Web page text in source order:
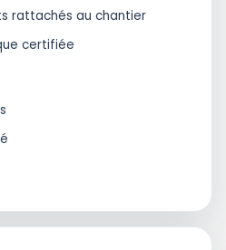
rattachés au chantier
certifiée